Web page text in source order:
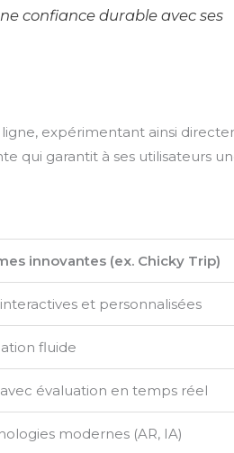
confiance durable avec ses
ligne, expérimentant ainsi
qui garantit à ses utilisateurs
innovantes (ex. Chicky Trip)
et personnalisées
fluide
évaluation en temps réel
modernes (AR, IA)